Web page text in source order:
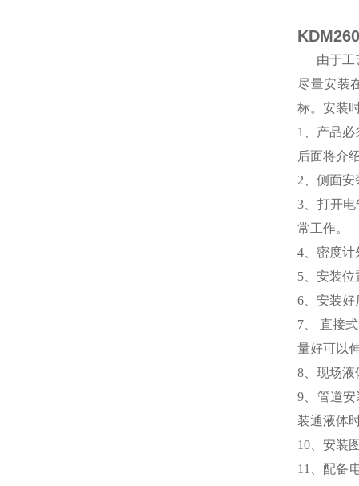
由于
尽量安装
标。安装
1、产品
后面将介
2、侧面
3、 打开
常工作。
4、密度计
5、安装
6、安装好
7、 直接
量好可以
8、现场
9、管道
装通液体
10、安装
11、配备